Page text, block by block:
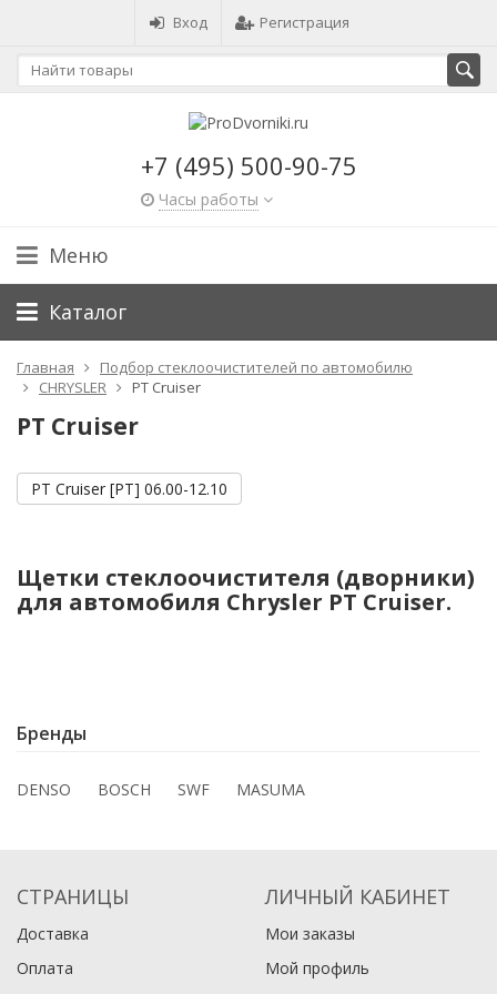
Вход Регистрация
+7 (495) 500-90-75
Часы работы
Меню
Каталог
Главная
Подбор стеклоочистителей по автомобилю
CHRYSLER
PT Cruiser
PT Cruiser
PT Cruiser [PT] 06.00-12.10
Щетки стеклоочистителя (дворники)
для автомобиля Chrysler PT Cruiser.
Бренды
DENSO BOSCH SWF MASUMA
СТРАНИЦЫ
Доставка
Оплата
ЛИЧНЫЙ КАБИНЕТ
Мои заказы
Мой профиль